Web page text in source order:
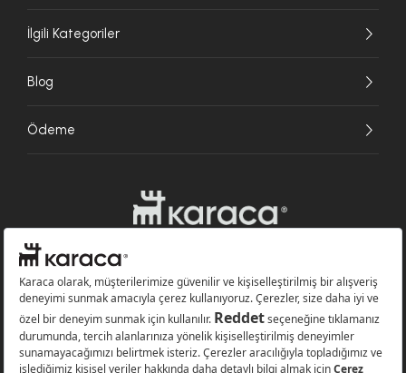
İlgili Kategoriler
Blog
Ödeme
Websitesinde kullanılan bazı görseller yapay zekâ (AI) ile üretilmiştir.